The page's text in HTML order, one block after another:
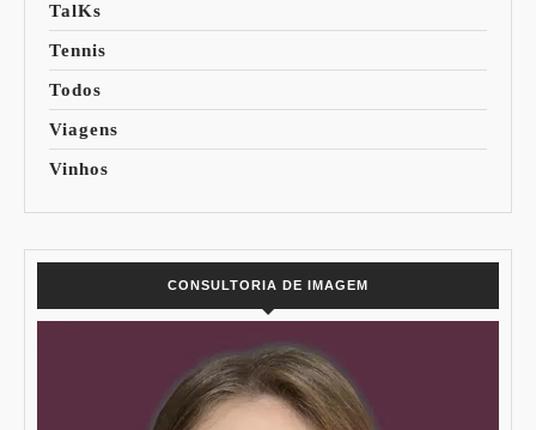
TalKs
Tennis
Todos
Viagens
Vinhos
CONSULTORIA DE IMAGEM